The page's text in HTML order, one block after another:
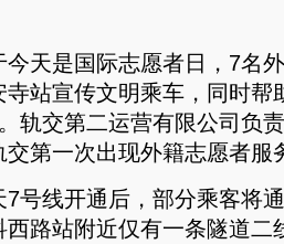
是国际志愿者日，7名外
寺站宣传文明乘车，同时帮
轨交第二运营有限公司负
交第一次出现外籍志愿者服
线开通后，部分乘客将通
西路站附近仅有一条隧道二